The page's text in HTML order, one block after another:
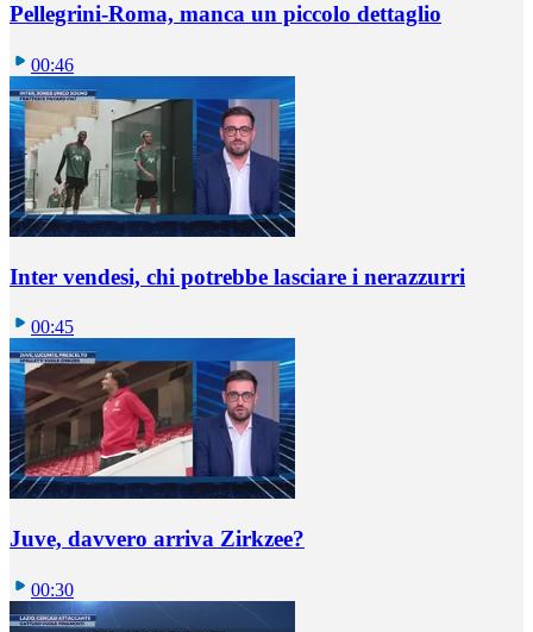
Pellegrini-Roma, manca un piccolo dettaglio
00:46
Inter vendesi, chi potrebbe lasciare i nerazzurri
00:45
Juve, davvero arriva Zirkzee?
00:30